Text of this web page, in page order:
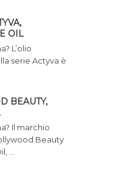
OIL
L’olio
serie Actyva è
BEAUTY,
Il marchio
Beauty
…